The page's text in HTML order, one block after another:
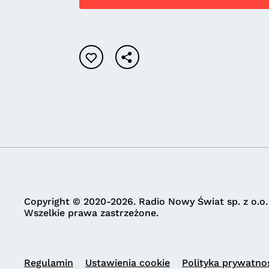
Copyright © 2020-2026. Radio Nowy Świat sp. z o.o.
Wszelkie prawa zastrzeżone.
Regulamin Ustawienia cookie Polityka